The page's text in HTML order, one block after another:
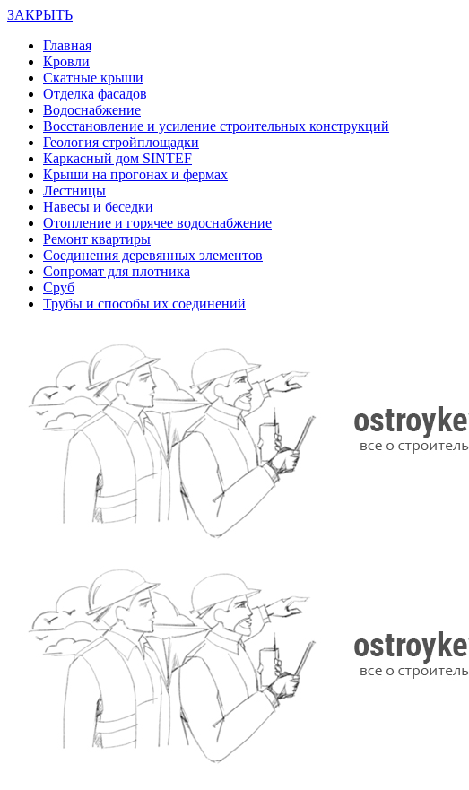
ЗАКРЫТЬ
Главная
Кровли
Скатные крыши
Отделка фасадов
Водоснабжение
Восстановление и усиление строительных конструкций
Геология стройплощадки
Каркасный дом SINTEF
Крыши на прогонах и фермах
Лестницы
Навесы и беседки
Отопление и горячее водоснабжение
Ремонт квартиры
Соединения деревянных элементов
Сопромат для плотника
Сруб
Трубы и способы их соединений